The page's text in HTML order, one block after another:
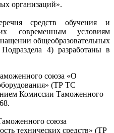
организаций».
средств обучения и
современным условиям
общеобразовательных
4) разработаны в
союза «О
(ТР ТС
Комиссии Таможенного
союза
технических средств» (ТР